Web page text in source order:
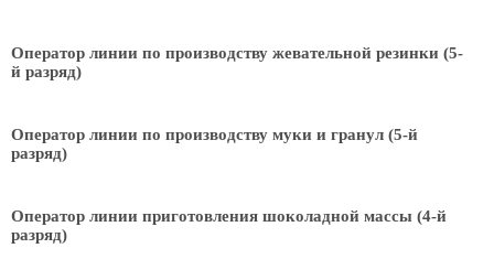
Оператор линии по производству жевательной резинки (5-
й разряд)
Оператор линии по производству муки и гранул (5-й
разряд)
Оператор линии приготовления шоколадной массы (4-й
разряд)